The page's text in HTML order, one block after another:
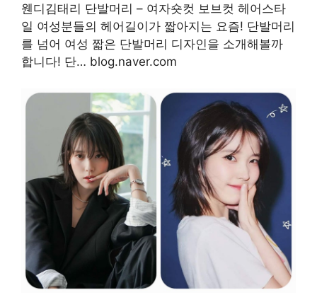
웬디김태리 단발머리 – 여자숏컷 보브컷 헤어스타
일 여성분들의 헤어길이가 짧아지는 요즘! 단발머리
를 넘어 여성 짧은 단발머리 디자인을 소개해볼까
합니다! 단… blog.naver.com